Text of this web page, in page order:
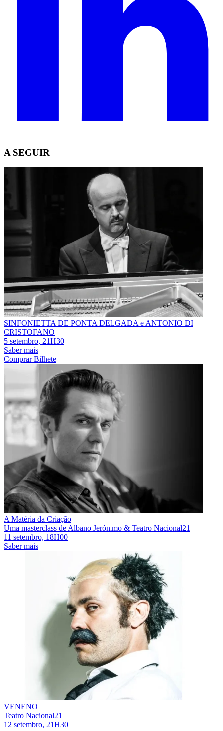
A SEGUIR
SINFONIETTA DE PONTA DELGADA e ANTONIO DI
CRISTOFANO
5 setembro, 21H30
Saber mais
Comprar Bilhete
A Matéria da Criação
Uma masterclass de Albano Jerónimo & Teatro Nacional21
11 setembro, 18H00
Saber mais
VENENO
Teatro Nacional21
12 setembro, 21H30